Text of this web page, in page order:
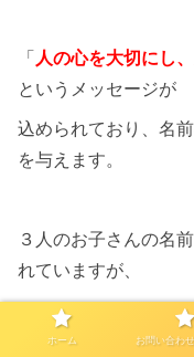
「 人の心を大切にし
というメッセージが
込められており、名
を与えます。
３人のお子さんの名
れていますが、
「人とのつながり」
ばかり。
ホーム お問い合わ